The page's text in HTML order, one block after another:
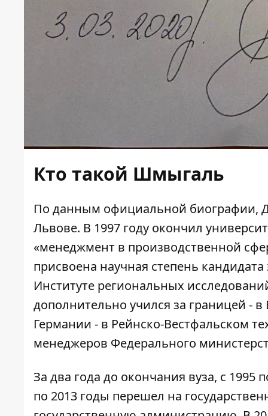
Кто такой Шмыгаль
По данным официальной биографии,
Львове. В 1997 году окончил
«менеджмент в производственной
присвоена научная степень
Институте региональных
дополнительно учился за границей - в
Германии - в Рейнско-Вестфальском
менеджеров Федерального
За два года до окончания вуза, с 1995
по 2013 годы перешел на